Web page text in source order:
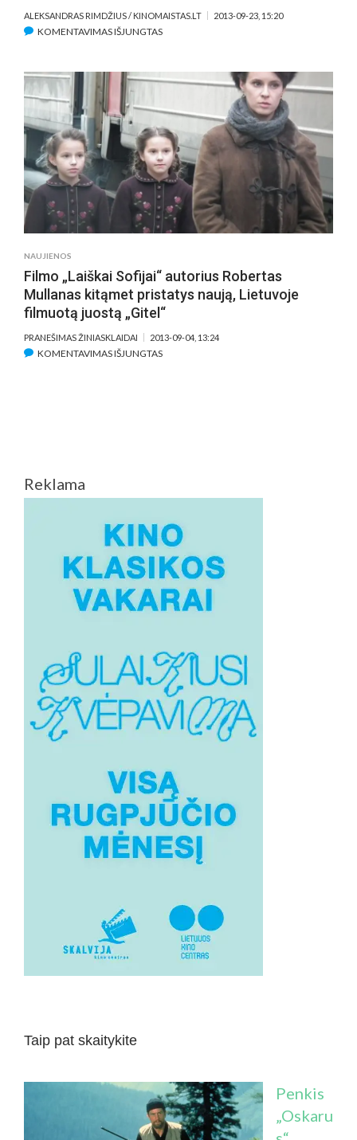
ALEKSANDRAS RIMDŽIUS / KINOMAISTAS.LT 2013-09-23, 15:20
KOMENTAVIMAS IŠJUNGTASĮRAŠE
/
BOOK
THIEF,
2013
NAUJIENOS
Filmo „Laiškai Sofijai“ autorius Robertas
Mullanas kitąmet pristatys naują, Lietuvoje
filmuotą juostą „Gitel“
PRANEŠIMAS ŽINIASKLAIDAI 2013-09-04, 13:24
KOMENTAVIMAS IŠJUNGTASĮRAŠE
FILMUOTĄ
JUOSTĄ
„GITEL“
Reklama
Taip pat skaitykite
Penkis
„Oskaru